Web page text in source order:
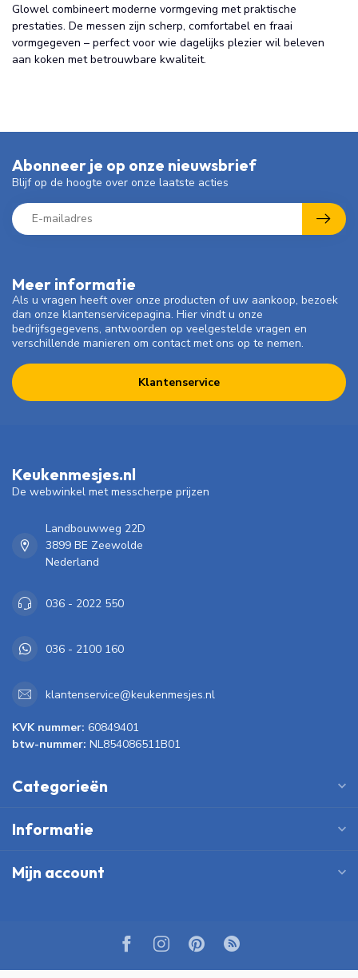
Glowel combineert moderne vormgeving met praktische
prestaties. De messen zijn scherp, comfortabel en fraai
vormgegeven – perfect voor wie dagelijks plezier wil beleven
aan koken met betrouwbare kwaliteit.
Meer informatie
Als u vragen heeft over onze producten of uw aankoop, bezoek
dan onze klantenservicepagina. Hier vindt u onze
bedrijfsgegevens, antwoorden op veelgestelde vragen en
verschillende manieren om contact met ons op te nemen.
Klantenservice
Abonneer je op onze nieuwsbrief
Blijf op de hoogte over onze laatste acties
Keukenmesjes.nl
De webwinkel met messcherpe prijzen
Landbouwweg 22D
3899 BE Zeewolde
Nederland
036 - 2022 550
036 - 2100 160
klantenservice@keukenmesjes.nl
KVK nummer: 60849401
btw-nummer: NL854086511B01
Categorieën
Informatie
Mijn account